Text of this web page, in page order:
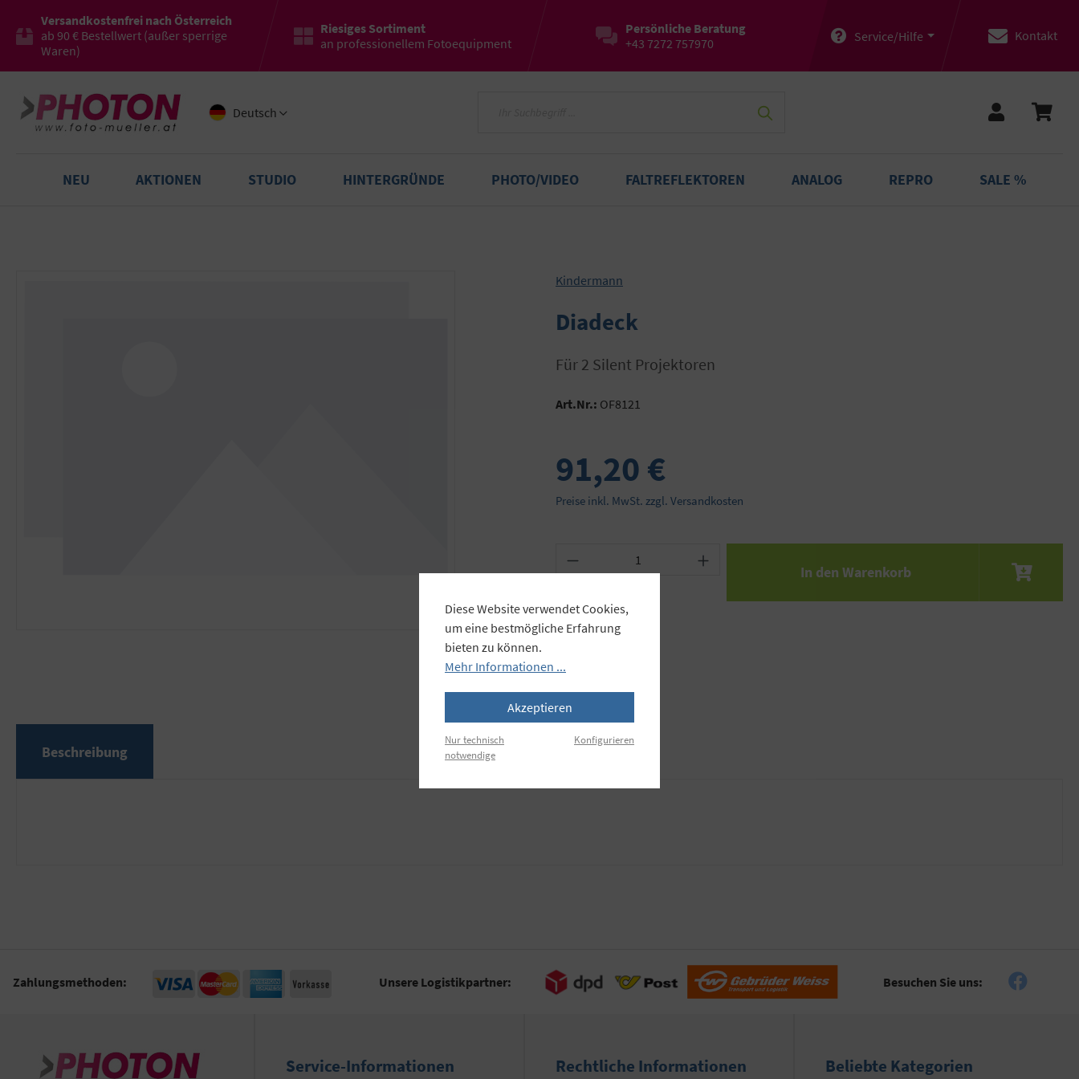
Versandkostenfrei nach Österreich
ab 90 € Bestellwert (außer sperrige
Waren)
Riesiges Sortiment
an professionellem Fotoequipment
Persönliche Beratung
+43 7272 757970
Service/Hilfe Kontakt
Deutsch
NEU AKTIONEN STUDIO HINTERGRÜNDE PHOTO/VIDEO FALTREFLEKTOREN ANALOG REPRO SALE %
Kindermann
Diadeck
für 2 Silent Projektoren
Art.Nr.: OF8121
91,20 €
Preise inkl. MwSt. zzgl. Versandkosten
Produkt Anzahl: Gib den gewünschten Wert ein oder benutze
In den Warenkorb
Beschreibung
Zahlungsmethoden: Unsere Logistikpartner: Besuchen Sie uns:
Service-Informationen Rechtliche Informationen Beliebte Kategorien
Diese Website verwendet Cookies,
um eine bestmögliche Erfahrung
bieten zu können.
Mehr Informationen ...
Akzeptieren
Nur technisch
notwendige
Konfigurieren